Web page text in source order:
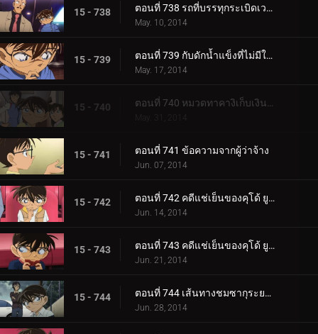
15 - 738 ตอนที่ 738 รถที่บรรทุกระเบิดเวลา
May. 10, 2014
15 - 739 ตอนที่ 739 กับดักน้ำแข็งที่ไม่มีใครละลายได้
May. 17, 2014
15 - 740 ตอนที่ 740 หมวดทาคางิเก็บเงินสามสิบล้าน
15 - 741 ตอนที่ 741 ข้อความจากผู้ว่าจ้าง
Jun. 07, 2014
15 - 742 ตอนที่ 742 คดีแช่เย็นของคุโด้ ยูซากุ (ตอน 1)
Jun. 14, 2014
15 - 743 ตอนที่ 743 คดีแช่เย็นของคุโด้ ยูซากุ (ตอน 2)
Jun. 21, 2014
15 - 744 ตอนที่ 744 เส้นทางชมซากุระยามค่ำริมแม่น้ำสึมิดะ (ตอน 1)
Jun. 28, 2014